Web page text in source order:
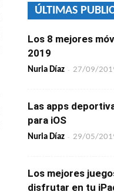
ÚLTIMAS
Los 8 mejores
2019
Nuria Díaz - 27/09/
Las apps
para iOS
Nuria Díaz - 29/05/
Los mejores
disfrutar en tu